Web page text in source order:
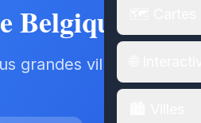
Belgique
grandes villes de